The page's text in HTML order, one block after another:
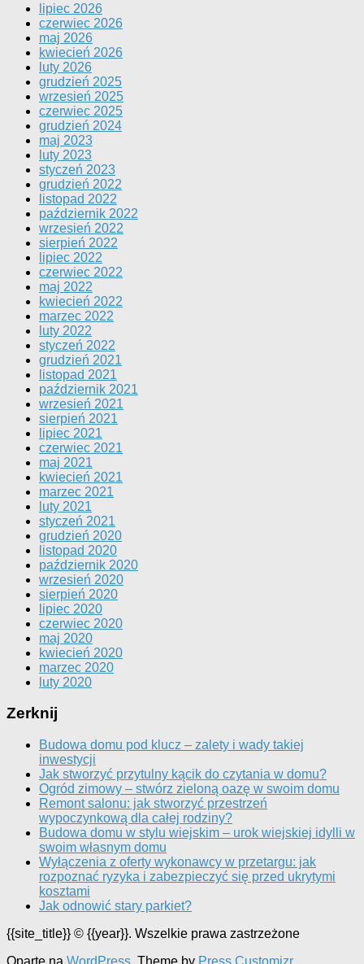
lipiec 2026
czerwiec 2026
maj 2026
kwiecień 2026
luty 2026
grudzień 2025
wrzesień 2025
czerwiec 2025
grudzień 2024
maj 2023
luty 2023
styczeń 2023
grudzień 2022
listopad 2022
październik 2022
wrzesień 2022
sierpień 2022
lipiec 2022
czerwiec 2022
maj 2022
kwiecień 2022
marzec 2022
luty 2022
styczeń 2022
grudzień 2021
listopad 2021
październik 2021
wrzesień 2021
sierpień 2021
lipiec 2021
czerwiec 2021
maj 2021
kwiecień 2021
marzec 2021
luty 2021
styczeń 2021
grudzień 2020
listopad 2020
październik 2020
wrzesień 2020
sierpień 2020
lipiec 2020
czerwiec 2020
maj 2020
kwiecień 2020
marzec 2020
luty 2020
Zerknij
Budowa domu pod klucz – zalety i wady takiej
inwestycji
Jak stworzyć przytulny kącik do czytania w domu?
Ogród zimowy – stwórz zieloną oazę w swoim domu
Remont salonu: jak stworzyć przestrzeń
wypoczynkową dla całej rodziny?
Budowa domu w stylu wiejskim – urok wiejskiej idylli w
swoim własnym domu
Wyłączenia z oferty wykonawcy w przetargu: jak
rozpoznać ryzyka i zabezpieczyć się przed ukrytymi
kosztami
Jak odnowić stary parkiet?
{{site_title}} © {{year}}. Wszelkie prawa zastrzeżone
Oparte na WordPress . Theme by Press Customizr.